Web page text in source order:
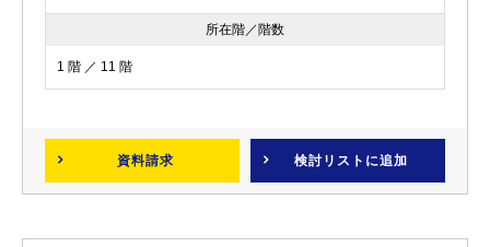
所在階／階数
1 階 ／ 11 階
資料請求 検討リスト に追加